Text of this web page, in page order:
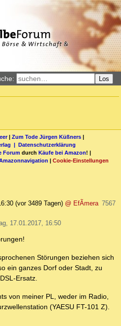
Los
| Zum Tode Jürgen Küßners |
| Datenschutzerklärung
Forum durch Käufe bei Amazon! |
| Cookie-Einstellungen
(vor 3489 Tagen) @ EfÃ­mera 7567
17.01.2017, 16:50
Störungen beziehen sich
ein ganzes Dorf oder Stadt, zu
Ersatz.
von meiner PL, weder im Radio,
(YAESU FT-101 Z).